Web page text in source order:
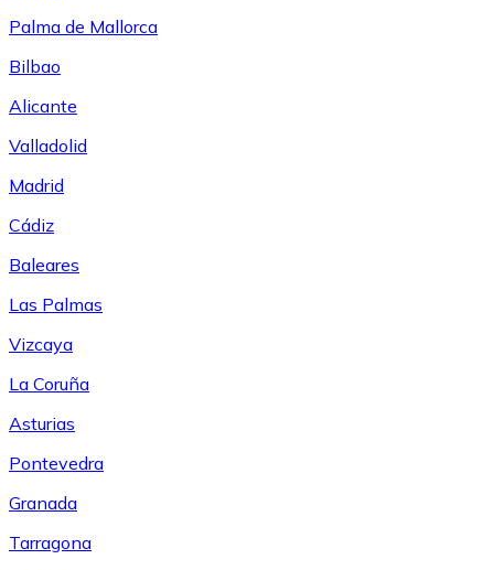
Palma de Mallorca
Bilbao
Alicante
Valladolid
Madrid
Cádiz
Baleares
Las Palmas
Vizcaya
La Coruña
Asturias
Pontevedra
Granada
Tarragona